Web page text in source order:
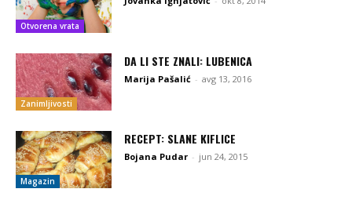
Otvorena vrata
Zanimljivosti
DA LI STE ZNALI: LUBENICA
Marija Pašalić - avg 13, 2016
Magazin
RECEPT: SLANE KIFLICE
Bojana Pudar - jun 24, 2015